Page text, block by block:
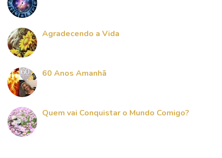
Agradecendo a Vida
60 Anos Amanhã
Quem vai Conquistar o Mundo Comigo?